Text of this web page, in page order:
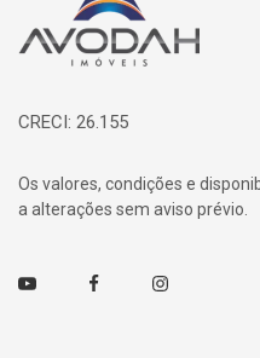
CRECI: 26.155
Os valores, condições e
a alterações sem aviso prévio.
Youtube FacebookInstagram